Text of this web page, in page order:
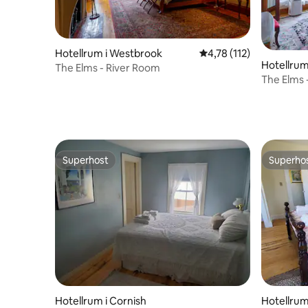
Hotellrum i Westbrook 4,78 av 5 i
4,78 (112)
The Elms - River Room
The
Superhost
Superhost
Hotellrum i Cornish